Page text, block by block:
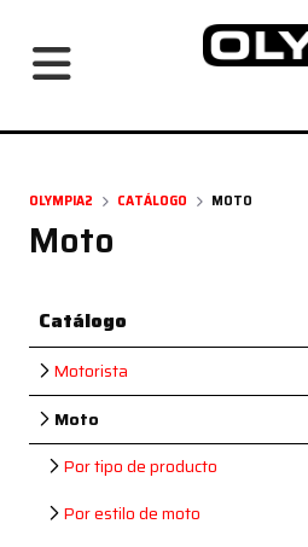
Navegación principal
OLYMPIA2 CATÁLOGO MOTO
Moto
Catálogo
Motorista
Moto
Por tipo de producto
Por estilo de moto